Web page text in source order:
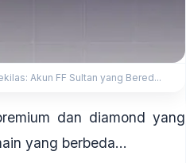
Akun FF Sultan yang Bered...
dan diamond yang
yang berbeda...